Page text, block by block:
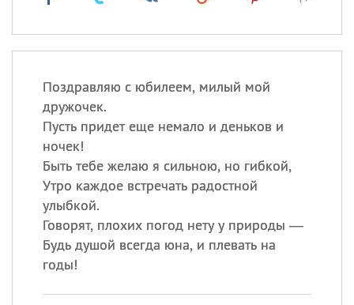
Поздравляю с юбилеем, милый мой
дружочек.
Пусть придет еще немало и деньков и
ночек!
Быть тебе желаю я сильною, но гибкой,
Утро каждое встречать радостной
улыбкой.
Говорят, плохих погод нету у природы —
Будь душой всегда юна, и плевать на
годы!